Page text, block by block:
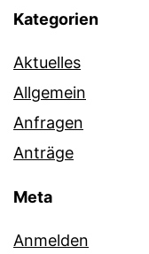
Kategorien
Aktuelles
Allgemein
Anfragen
Anträge
Meta
Anmelden